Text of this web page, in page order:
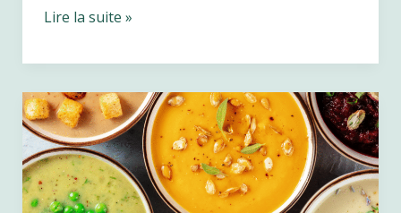
Préménopause,
et
prise
de
poids
:
comprendre
Lire la suite »